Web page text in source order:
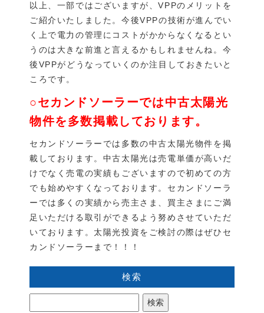
以上、一部ではございますが、VPPのメリットを
ご紹介いたしました。今後VPPの技術が進んでい
く上で電力の管理にコストがかからなくなるとい
うのは大きな前進と言えるかもしれませんね。今
後VPPがどうなっていくのか注目しておきたいと
ころです。
○セカンドソーラーでは中古太陽光
物件を多数掲載しております。
セカンドソーラーでは多数の中古太陽光物件を掲
載しております。中古太陽光は売電単価が高いだ
けでなく売電の実績もございますので初めての方
でも始めやすくなっております。セカンドソーラ
ーでは多くの実績から売主さま、買主さまにご満
足いただける取引ができるよう努めさせていただ
いております。太陽光投資をご検討の際はぜひセ
カンドソーラーまで！！！
検索